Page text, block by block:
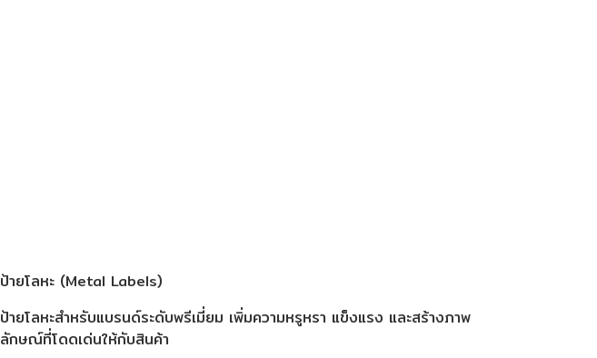
ป้ายโลหะ (Metal Labels)
ป้ายโลหะสำหรับแบรนด์ระดับพรีเมี่ยม เพิ่มความหรูหรา แข็งแรง และสร้างภาพ
ลักษณ์ที่โดดเด่นให้กับสินค้า